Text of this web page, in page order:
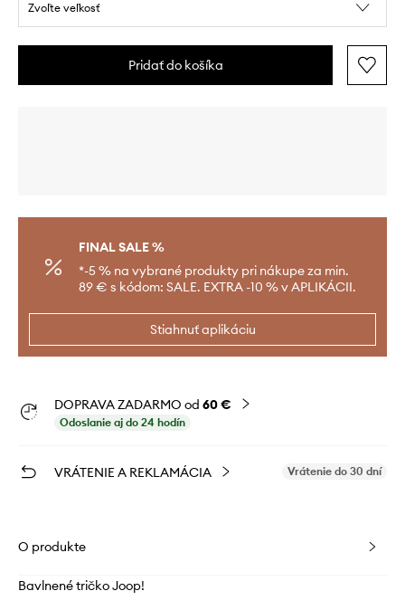
Zvoľte veľkosť
Pridať do košíka
FINAL SALE %
*-5 % na vybrané produkty pri nákupe za min.
89 € s kódom: SALE. EXTRA -10 % v APLIKÁCII.
Stiahnuť aplikáciu
DOPRAVA ZADARMO od 60 €
Odoslanie aj do 24 hodín
VRÁTENIE A REKLAMÁCIA Vrátenie do 30 dní
O produkte
Bavlnené tričko Joop!